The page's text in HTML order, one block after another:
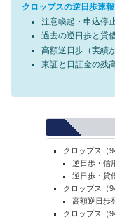
クロップスの逆日歩速
注意喚起・申込停
過去の逆日歩と貸
高額逆日歩（実績
東証と日証金の残
クロップス（
逆日歩・信
逆日歩・貸
クロップス（
高額逆日歩
クロップス（